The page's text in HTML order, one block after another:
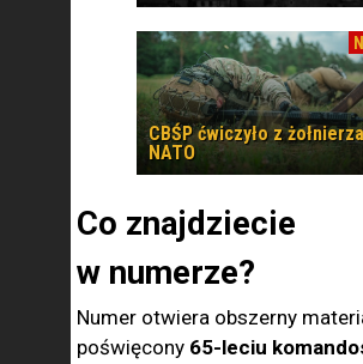
CBŚP ćwiczyło z
NATO
Co znajdziecie
w numerze?
Numer otwiera obszerny
poświęcony 65-leciu